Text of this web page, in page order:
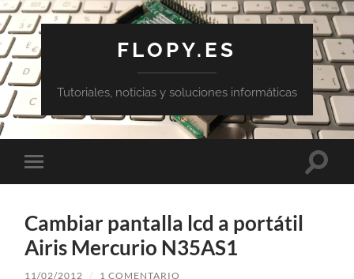
FLOPY.ES
Tutoriales, noticias y soluciones informáticas
Alternar
el
Cambiar pantalla lcd a portátil
Airis Mercurio N35AS1
11/02/2012 / 1 COMENTARIO